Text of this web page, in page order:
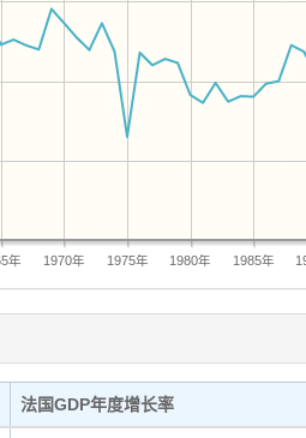
年 1970年 1975年 1980年 1985年
法国GDP年度增长率